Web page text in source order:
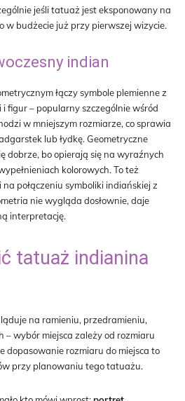
jeśli tatuaż jest eksponowany na
w budżecie już przy pierwszej wizycie.
indian
łączy symbole plemienne z
figur – popularny szczególnie wśród
w mniejszym rozmiarze, co sprawia
lub łydkę. Geometryczne
dobrze, bo opierają się na wyraźnych
kolorowych. To też
połączeniu symboliki indiańskiej z
nie wygląda dosłownie, daje
interpretację.
tatuaż indianina
na ramieniu, przedramieniu,
– wybór miejsca zależy od rozmiaru
dopasowanie rozmiaru do miejsca to
przy planowaniu tego tatuażu.